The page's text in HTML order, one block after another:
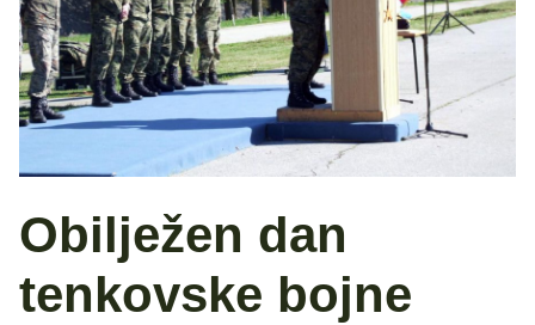
Obilježen dan
tenkovske bojne